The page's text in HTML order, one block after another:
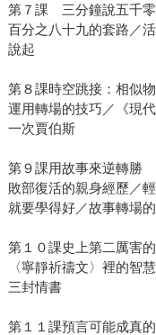
第７課 三分鐘說五千
百分之八十九的套路／
說起
第８課時空跳接：相似
運用轉場的技巧／《現
一次賈伯斯
第９課用故事來逆轉勝
敗部復活的親身經歷／
就要學得好／故事轉場
第１０課史上第二厲害
〈寧靜祈禱文〉裡的智
三封情書
第１１課預言可能成真